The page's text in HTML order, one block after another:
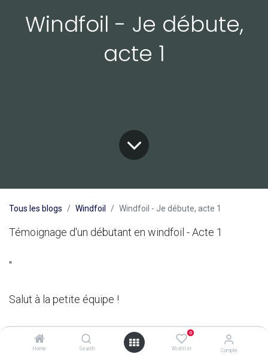
Home Search
0
Wishlist Compte
Windfoil - Je débute,
acte 1
Tous les blogs Windfoil Windfoil - Je débute, acte 1
Témoignage d'un débutant en windfoil - Acte 1
"
Salut à la petite équipe !
Enfin des nouvelles du foil. Non, je ne suis pas mort
séché par une chute bestiale ou noyé ! C'est fait ;